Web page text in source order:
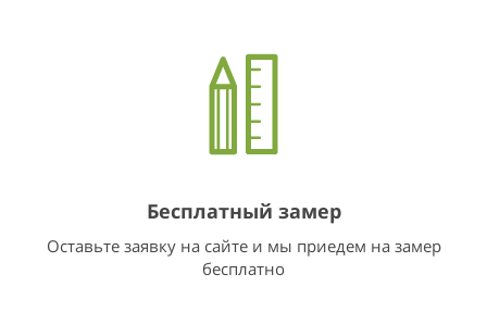
Бесплатный замер
Оставьте заявку на сайте и мы приедем на замер
бесплатно